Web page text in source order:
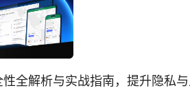
全解析与实战指南，提升隐私